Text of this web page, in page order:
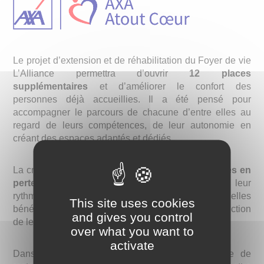
Le projet d’extension et de réhabilitation du Foyer de vie
L’Alliance permettra d’ouvrir12 places
supplémentaires et d’améliorer le confort des
personnes déjà accueillies. Il a été pensé pour
accompagner le parcours de chacune d’entre elles au
regard de leurs compétences, de leur autonomie en
créant des espaces adaptés et dédiés.
La création de
deux unités dédiées aux personnes en
perte d’autonomie
permettra d’individualiser leur
rythme et leur accompagnement pour qu’elles
bénéficient des activités de l’accueil de jour en fonction
de leur projet individualisé.
Dans le cadre de ce projet, une nouvelle salle de
This site uses cookies
and gives you control
over what you want to
activate